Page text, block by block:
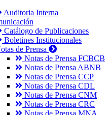
Auditoria Interna
Catálogo de Publicaciones
Boletines Institucionales
de Prensa
Notas de Prensa FCBCB
Notas de Prensa ABNB
Notas de Prensa CCP
Notas de Prensa CDL
Notas de Prensa CNM
Notas de Prensa CRC
Notas de Prensa MNA